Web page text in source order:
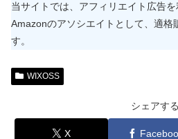
当サイトでは、アフィリエイト広告を
Amazonのアソシエイトとして、適格
す。
WIXOSS
シェアする
X